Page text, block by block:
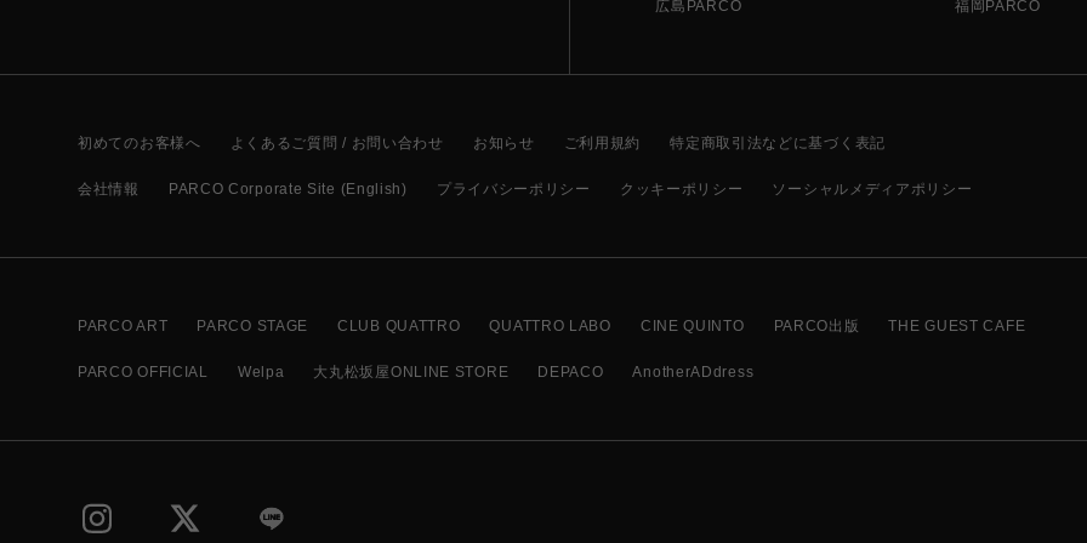
広島PARCO
福岡PARCO
初めてのお客様へ よくあるご質問 / お問い合わせ お知らせ ご利用規約 特定商取引法などに基づく表記
会社情報 PARCO Corporate Site (English) プライバシーポリシー クッキーポリシー ソーシャルメディアポリシー
PARCO ART PARCO STAGE CLUB QUATTRO QUATTRO LABO CINE QUINTO PARCO出版 THE GUEST CAFE
PARCO OFFICIAL Welpa 大丸松坂屋ONLINE STORE DEPACO AnotherADdress